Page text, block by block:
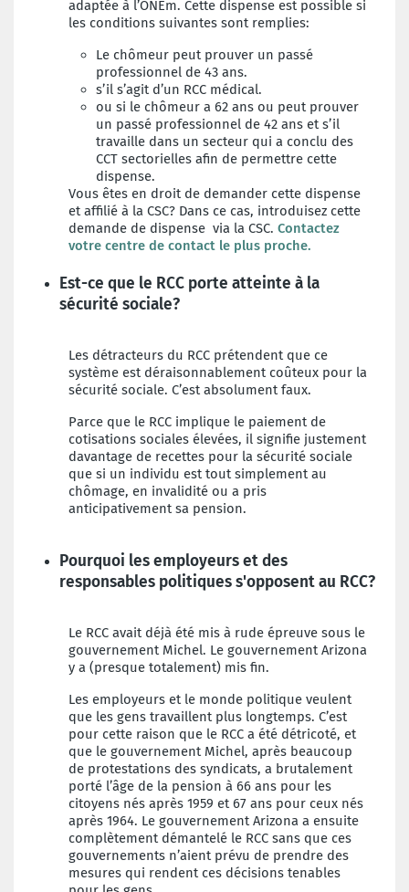
adaptée à l’ONEm. Cette dispense est possible si
les conditions suivantes sont remplies:
Le chômeur peut prouver un passé
professionnel de 43 ans.
s’il s’agit d’un RCC médical.
ou si le chômeur a 62 ans ou peut prouver
un passé professionnel de 42 ans et s’il
travaille dans un secteur qui a conclu des
CCT sectorielles afin de permettre cette
dispense.
Vous êtes en droit de demander cette dispense
et affilié à la CSC? Dans ce cas, introduisez cette
demande de dispense via la CSC. Contactez
votre centre de contact le plus proche.
Est-ce que le RCC porte atteinte à la
sécurité sociale?
Les détracteurs du RCC prétendent que ce
système est déraisonnablement coûteux pour la
sécurité sociale. C’est absolument faux.
Parce que le RCC implique le paiement de
cotisations sociales élevées, il signifie justement
davantage de recettes pour la sécurité sociale
que si un individu est tout simplement au
chômage, en invalidité ou a pris
anticipativement sa pension.
Pourquoi les employeurs et des
responsables politiques s'opposent au RCC?
Le RCC avait déjà été mis à rude épreuve sous le
gouvernement Michel. Le gouvernement Arizona
y a (presque totalement) mis fin.
Les employeurs et le monde politique veulent
que les gens travaillent plus longtemps. C’est
pour cette raison que le RCC a été détricoté, et
que le gouvernement Michel, après beaucoup
de protestations des syndicats, a brutalement
porté l’âge de la pension à 66 ans pour les
citoyens nés après 1959 et 67 ans pour ceux nés
après 1964. Le gouvernement Arizona a ensuite
complètement démantelé le RCC sans que ces
gouvernements n’aient prévu de prendre des
mesures qui rendent ces décisions tenables